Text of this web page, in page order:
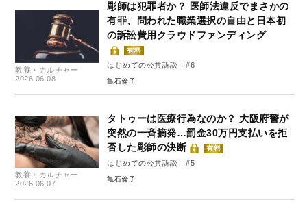
教養・カルチャー
2026.06.08
彫師は犯罪者か？ 医師法違反でまさかの
有罪、問われた職業選択の自由と日本初
の訴訟費用クラウドファンディング
有料
はじめての公共訴訟 #6
亀石倫子
教養・カルチャー
2026.06.07
タトゥーは医療行為なのか？ 大阪府警が
突然の一斉摘発…罰金30万円支払いを拒
否した彫師の決断
有料
はじめての公共訴訟 #5
亀石倫子